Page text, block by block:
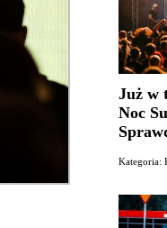
Już w
Noc
Kategoria: